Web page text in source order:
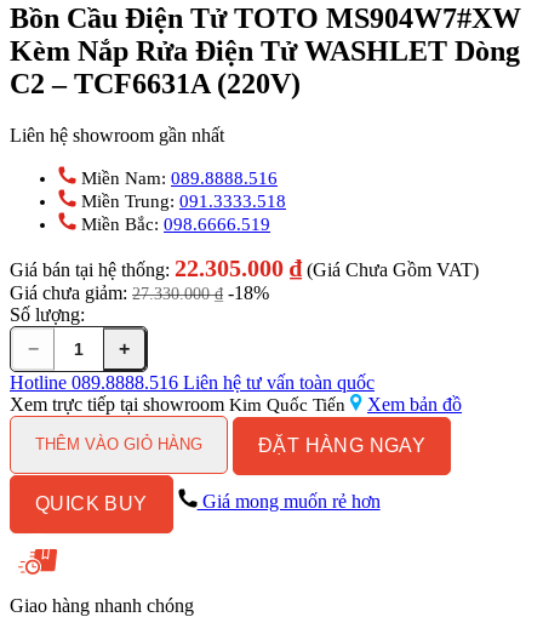
Bồn Cầu Điện Tử TOTO MS904W7#XW
Kèm Nắp Rửa Điện Tử WASHLET Dòng
C2 – TCF6631A (220V)
Liên hệ showroom gần nhất
Miền Nam: 089.8888.516
Miền Trung: 091.3333.518
Miền Bắc: 098.6666.519
Giá bán tại hệ thống: 22.305.000 ₫ (Giá Chưa Gồm VAT)
Giá chưa giảm: 27.330.000₫ -18%
Số lượng:
Cầu
Điện
Tử
TOTO
MS904W7#XW
Nắp
Rửa
Điện
Tử
WASHLET
−
+
Hotline 089.8888.516 Liên hệ tư vấn toàn quốc
Xem trực tiếp tại showroom Kim Quốc Tiến Xem bản đồ
THÊM VÀO GIỎ HÀNG ĐẶT HÀNG NGAY
QUICK BUY Giá mong muốn rẻ hơn
Giao hàng nhanh chóng